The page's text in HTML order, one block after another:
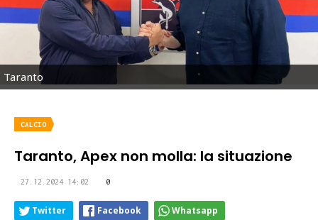
Taranto
CALCIO
Taranto, Apex non molla: la situazione
27.12.2024 14:02 0
Twitter Facebook Whatsapp